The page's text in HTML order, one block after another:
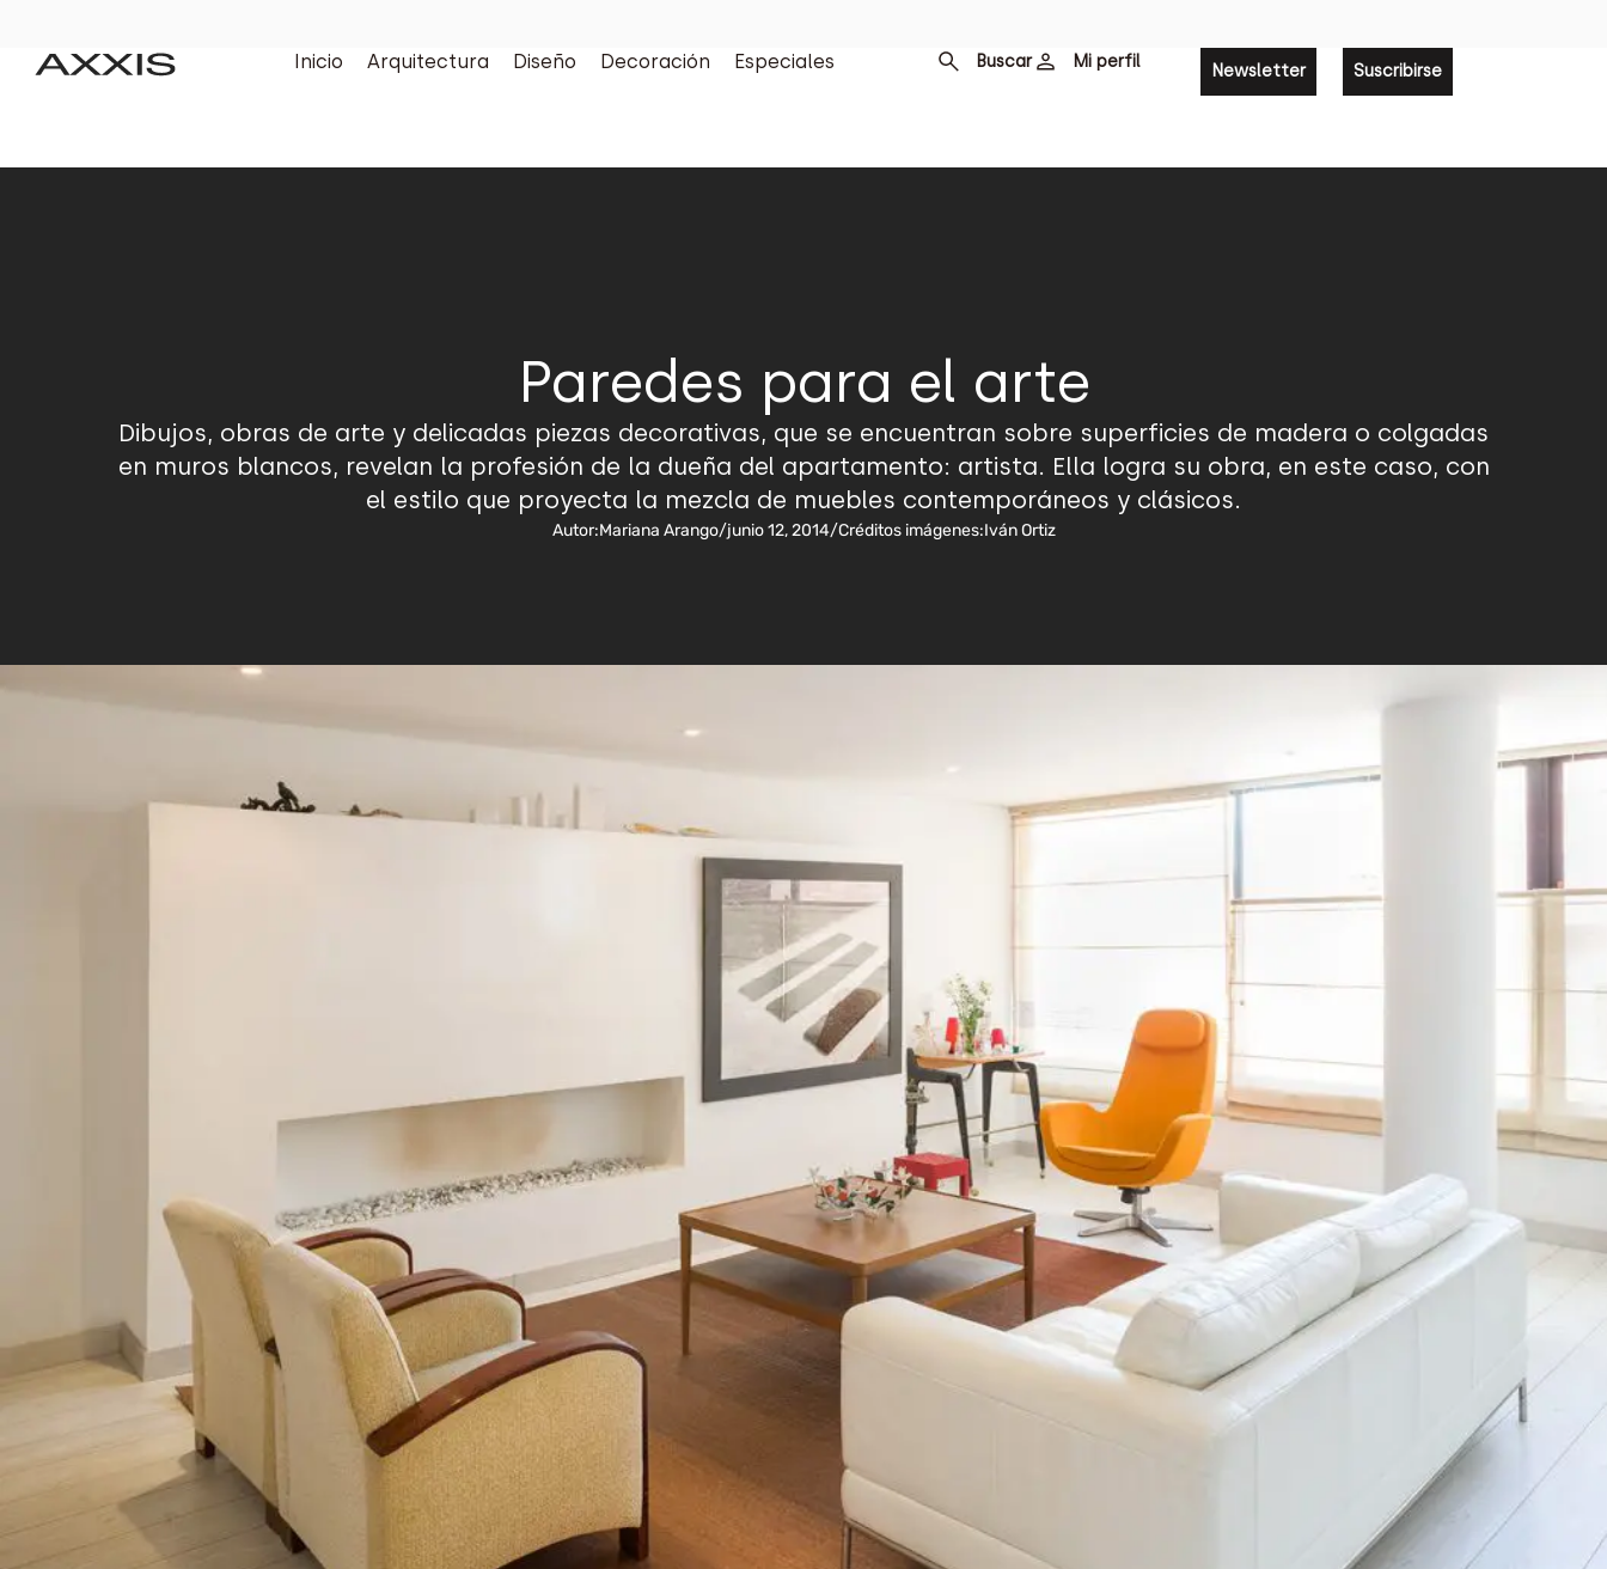
Inicio Arquitectura Diseño Decoración Especiales Buscar Mi perfil Newsletter Suscribirse
Paredes para el arte
Dibujos, obras de arte y delicadas piezas decorativas, que se encuentran sobre superficies de madera o colgadas
en muros blancos, revelan la profesión de la dueña del apartamento: artista. Ella logra su obra, en este caso, con
el estilo que proyecta la mezcla de muebles contemporáneos y clásicos.
Autor:Mariana Arango/junio 12, 2014/Créditos imágenes:Iván Ortiz